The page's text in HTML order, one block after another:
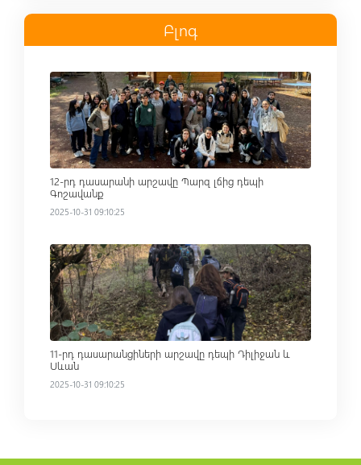
Բլոգ
Read more
12-րդ դասարանի արշավը Պարզ լճից դեպի
Գոշավանք
2025-10-31 09:10:25
Read more
11-րդ դասարանցիների արշավը դեպի Դիլիջան և
Սևան
2025-10-31 09:10:25